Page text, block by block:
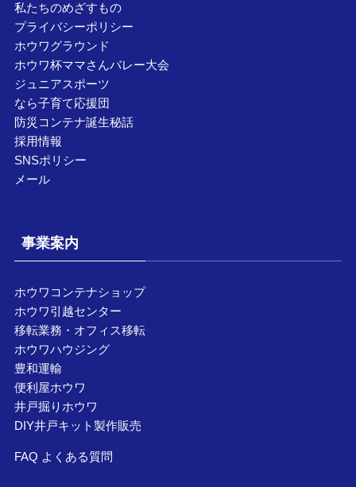
私たちのめざすもの
プライバシーポリシー
ホウワグラウンド
ホウワ杯ママさんバレー大会
ジュニアスポーツ
なら子育て応援団
防災コンテナ誕生秘話
採用情報
SNSポリシー
メール
事業案内
ホウワコンテナショップ
ホウワ引越センター
移転業務・オフィス移転
ホウワハウジング
豊和運輸
便利屋ホウワ
井戸掘りホウワ
DIY井戸キット製作販売
FAQ よくある質問